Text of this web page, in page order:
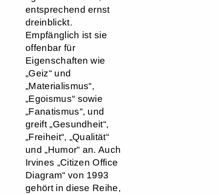
entsprechend ernst
dreinblickt.
Empfänglich ist sie
offenbar für
Eigenschaften wie
„Geiz“ und
„Materialismus“,
„Egoismus“ sowie
„Fanatismus“, und
greift „Gesundheit“,
„Freiheit“, „Qualität“
und „Humor“ an. Auch
Irvines „Citizen Office
Diagram“ von 1993
gehört in diese Reihe,